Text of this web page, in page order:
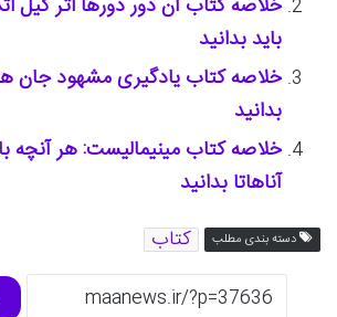
خلاصه کتاب آن دور دورها اثر کیل
باید بدانید
خلاصه کتاب یادگیری مشهود جان
بدانید
خلاصه کتاب مینیمالیست: هر آنچه
آناهاتا بدانید
دسته بندی مطلب کتاب